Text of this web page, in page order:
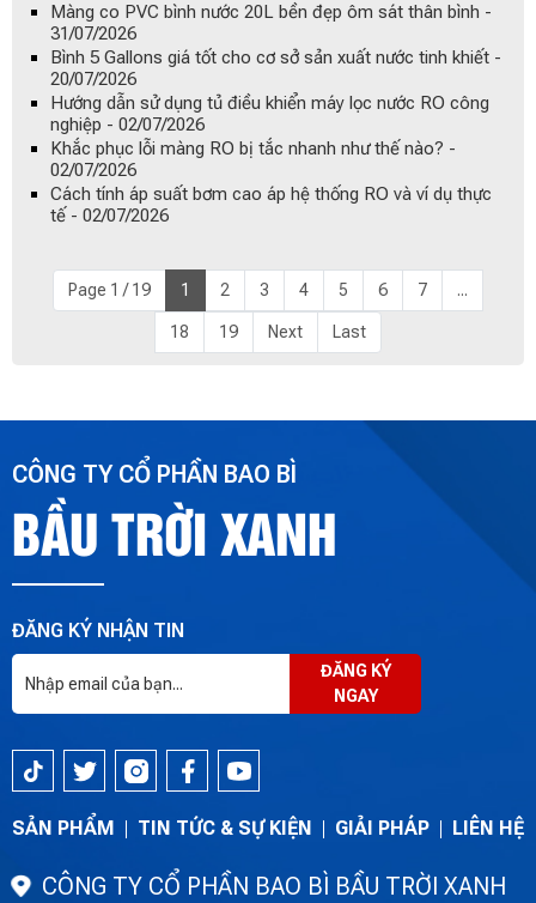
Màng co PVC bình nước 20L bền đẹp ôm sát thân bình -
31/07/2026
Bình 5 Gallons giá tốt cho cơ sở sản xuất nước tinh khiết -
20/07/2026
Hướng dẫn sử dụng tủ điều khiển máy lọc nước RO công
nghiệp - 02/07/2026
Khắc phục lỗi màng RO bị tắc nhanh như thế nào? -
02/07/2026
Cách tính áp suất bơm cao áp hệ thống RO và ví dụ thực
tế - 02/07/2026
Page 1 / 19 1 2 3 4 5 6 7 ...
18 19 Next Last
CÔNG TY CỔ PHẦN BAO BÌ
BẦU TRỜI XANH
ĐĂNG KÝ NHẬN TIN
ĐĂNG KÝ
NGAY
SẢN PHẨM TIN TỨC & SỰ KIỆN GIẢI PHÁP LIÊN HỆ
CÔNG TY CỔ PHẦN BAO BÌ BẦU TRỜI XANH